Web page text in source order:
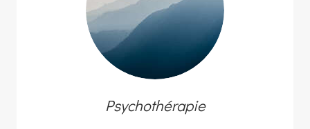
Psychothérapie